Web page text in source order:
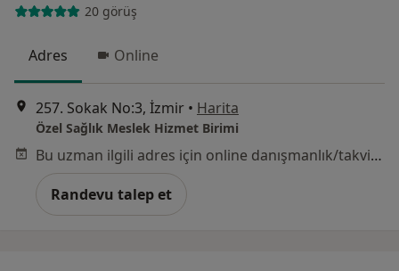
20 görüş
Adres Online
257. Sokak No:3, İzmir • Harita
Özel Sağlık Meslek Hizmet Birimi
Bu uzman ilgili adres için online danışmanlık/takvim sunmuyor.
Randevu talep et